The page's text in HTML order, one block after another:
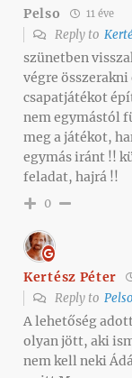
Pelso 11 éve
Reply to
szünetben
végre
csapatjátékot
nem egymástól
meg a játékot,
egymás iránt !!
feladat, hajrá !!
0
Kertész Péter
Reply to Pelso
A lehetőség
olyan jött, aki
nem kell neki